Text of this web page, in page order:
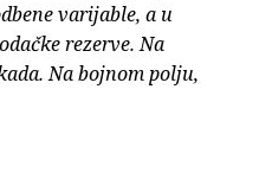
varijable, a u
rezerve. Na
Na bojnom polju,